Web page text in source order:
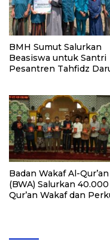
BMH Sumut Salurkan
Beasiswa untuk Santri
Pesantren Tahfidz
Badan Wakaf Al-Qur’an
(BWA) Salurkan
Qur’an Wakaf dan